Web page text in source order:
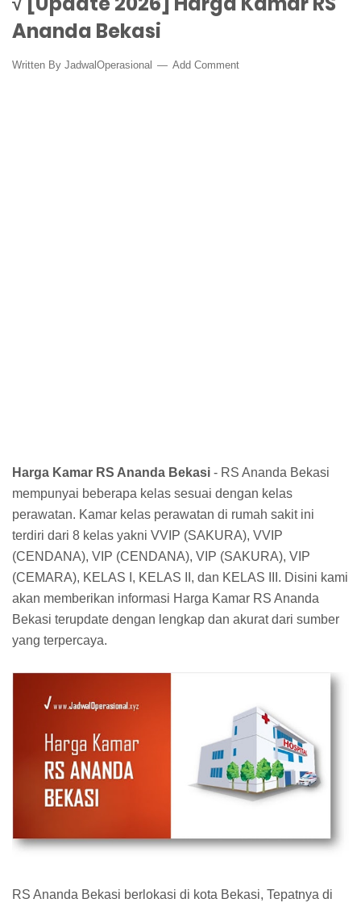
Ananda Bekasi
Written By JadwalOperasional Add Comment
Harga Kamar RS Ananda Bekasi - RS Ananda Bekasi
mempunyai beberapa kelas sesuai dengan kelas
perawatan. Kamar kelas perawatan di rumah sakit ini
terdiri dari 8 kelas yakni VVIP (SAKURA), VVIP
(CENDANA), VIP (CENDANA), VIP (SAKURA), VIP
(CEMARA), KELAS I, KELAS II, dan KELAS III. Disini kami
akan memberikan informasi Harga Kamar RS Ananda
Bekasi terupdate dengan lengkap dan akurat dari sumber
yang terpercaya.
RS Ananda Bekasi berlokasi di kota Bekasi, Tepatnya di